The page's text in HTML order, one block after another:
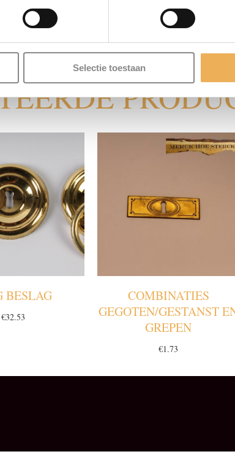
Selectie toestaan
BESLAG
€32.53
COMBINATIES
GEGOTEN/GESTANST
GREPEN
€1.73